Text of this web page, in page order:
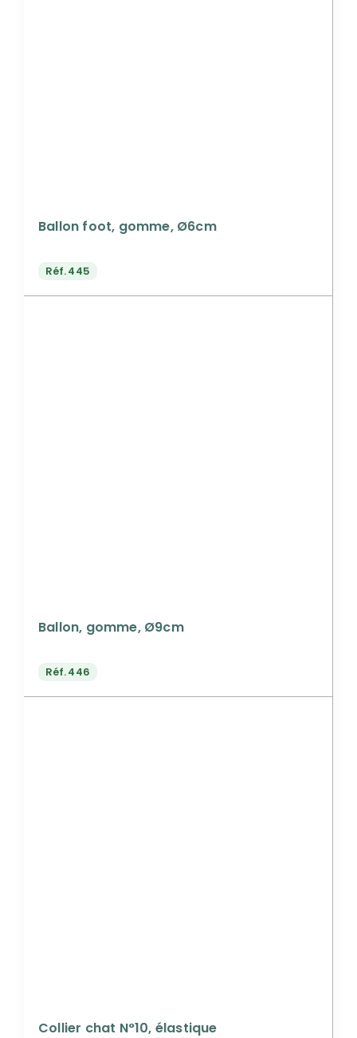
Ballon foot, gomme, Ø6cm
Réf.445
Ballon, gomme, Ø9cm
Réf.446
Collier chat N°10, élastique